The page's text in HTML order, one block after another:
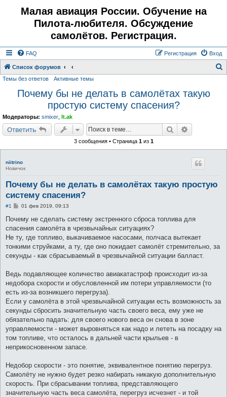
Малая авиация России. Обучение на
Пилота-любителя. Обсуждение
самолётов. Регистрация.
FAQ Вход
Регистрация
Список форумов
Темы без ответов Активные темы
Почему бы не делать в самолётах такую
простую систему спасения?
Модераторы: smixer lt.ak
Ответить Поиск
3 сообщения • Страница 1из 1
niitrino
Новичок
Почему бы не делать в самолётах такую простую
систему спасения?
#1
С
о
щ
е
н
и
е
01 фев 2019, 09:13
Почему не сделать систему экстренного сброса топлива для
спасения самолёта в чрезвычайных ситуациях?
Не ту, где топливо, выкачиваемое насосами, полчаса вытекает
тонкими струйками, а ту, где оно покидает самолёт стремительно, за
секунды - как сбрасываемый в чрезвычайной ситуации балласт.
Ведь подавляющее количество авиакатастроф происходит из-за
недобора скорости и обусловленной им потери управляемости (то
есть из-за возникшего перегруза).
Если у самолёта в этой чрезвычайной ситуации есть возможность за
секунды сбросить значительную часть своего веса, ему уже не
обязательно падать: для своего нового веса он снова в зоне
управляемости - может выровняться как надо и лететь на посадку на
том топливе, что осталось в дальней части крыльев - в
неприкосновенном запасе.
Недобор скорости - это понятие, эквивалентное понятию перегруз.
Самолёту не нужно будет резко набирать никакую дополнительную
скорость. При сбрасывании топлива, представляющего
значительную часть веса самолёта, перегруз исчезнет - и той